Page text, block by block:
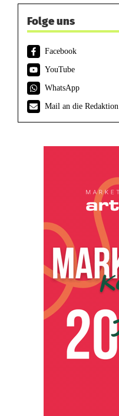
Folge uns
Facebook
YouTube
WhatsApp
Mail an die Redaktion